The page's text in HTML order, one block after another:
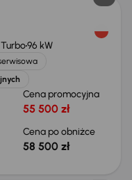
Turbo96 kW
Cena promocyjna
55 500 zł
Cena po obniżce
58 500 zł